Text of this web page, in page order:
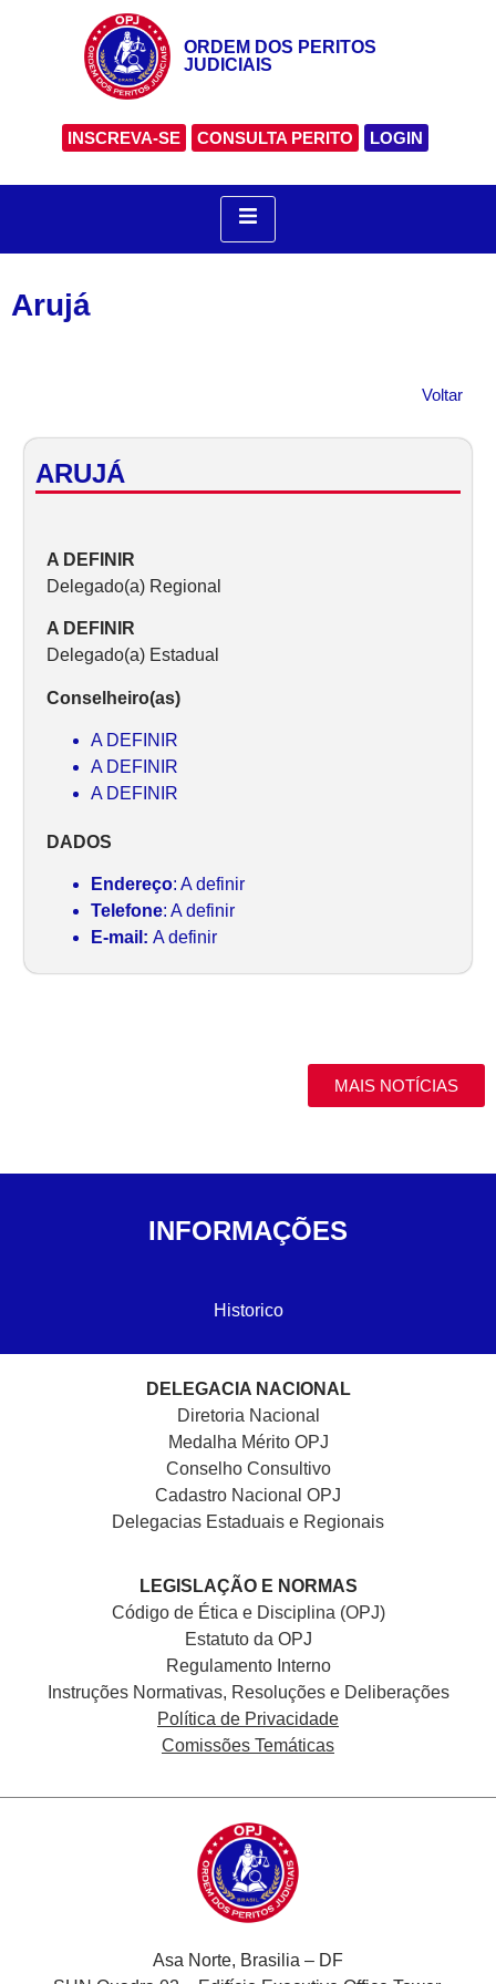
ORDEM DOS PERITOS
JUDICIAIS
INSCREVA-SE CONSULTA PERITO LOGIN
Arujá
Voltar
ARUJÁ
A DEFINIR
Delegado(a) Regional
A DEFINIR
Delegado(a) Estadual
Conselheiro(as)
A DEFINIR
A DEFINIR
A DEFINIR
DADOS
Endereço: A definir
Telefone: A definir
E-mail: A definir
MAIS NOTÍCIAS
INFORMAÇÕES
Historico
DELEGACIA NACIONAL
Diretoria Nacional
Medalha Mérito OPJ
Conselho Consultivo
Cadastro Nacional OPJ
Delegacias Estaduais e Regionais
LEGISLAÇÃO E NORMAS
Código de Ética e Disciplina (OPJ)
Estatuto da OPJ
Regulamento Interno
Instruções Normativas, Resoluções e Deliberações
Política de Privacidade
Comissões Temáticas
Asa Norte, Brasilia – DF